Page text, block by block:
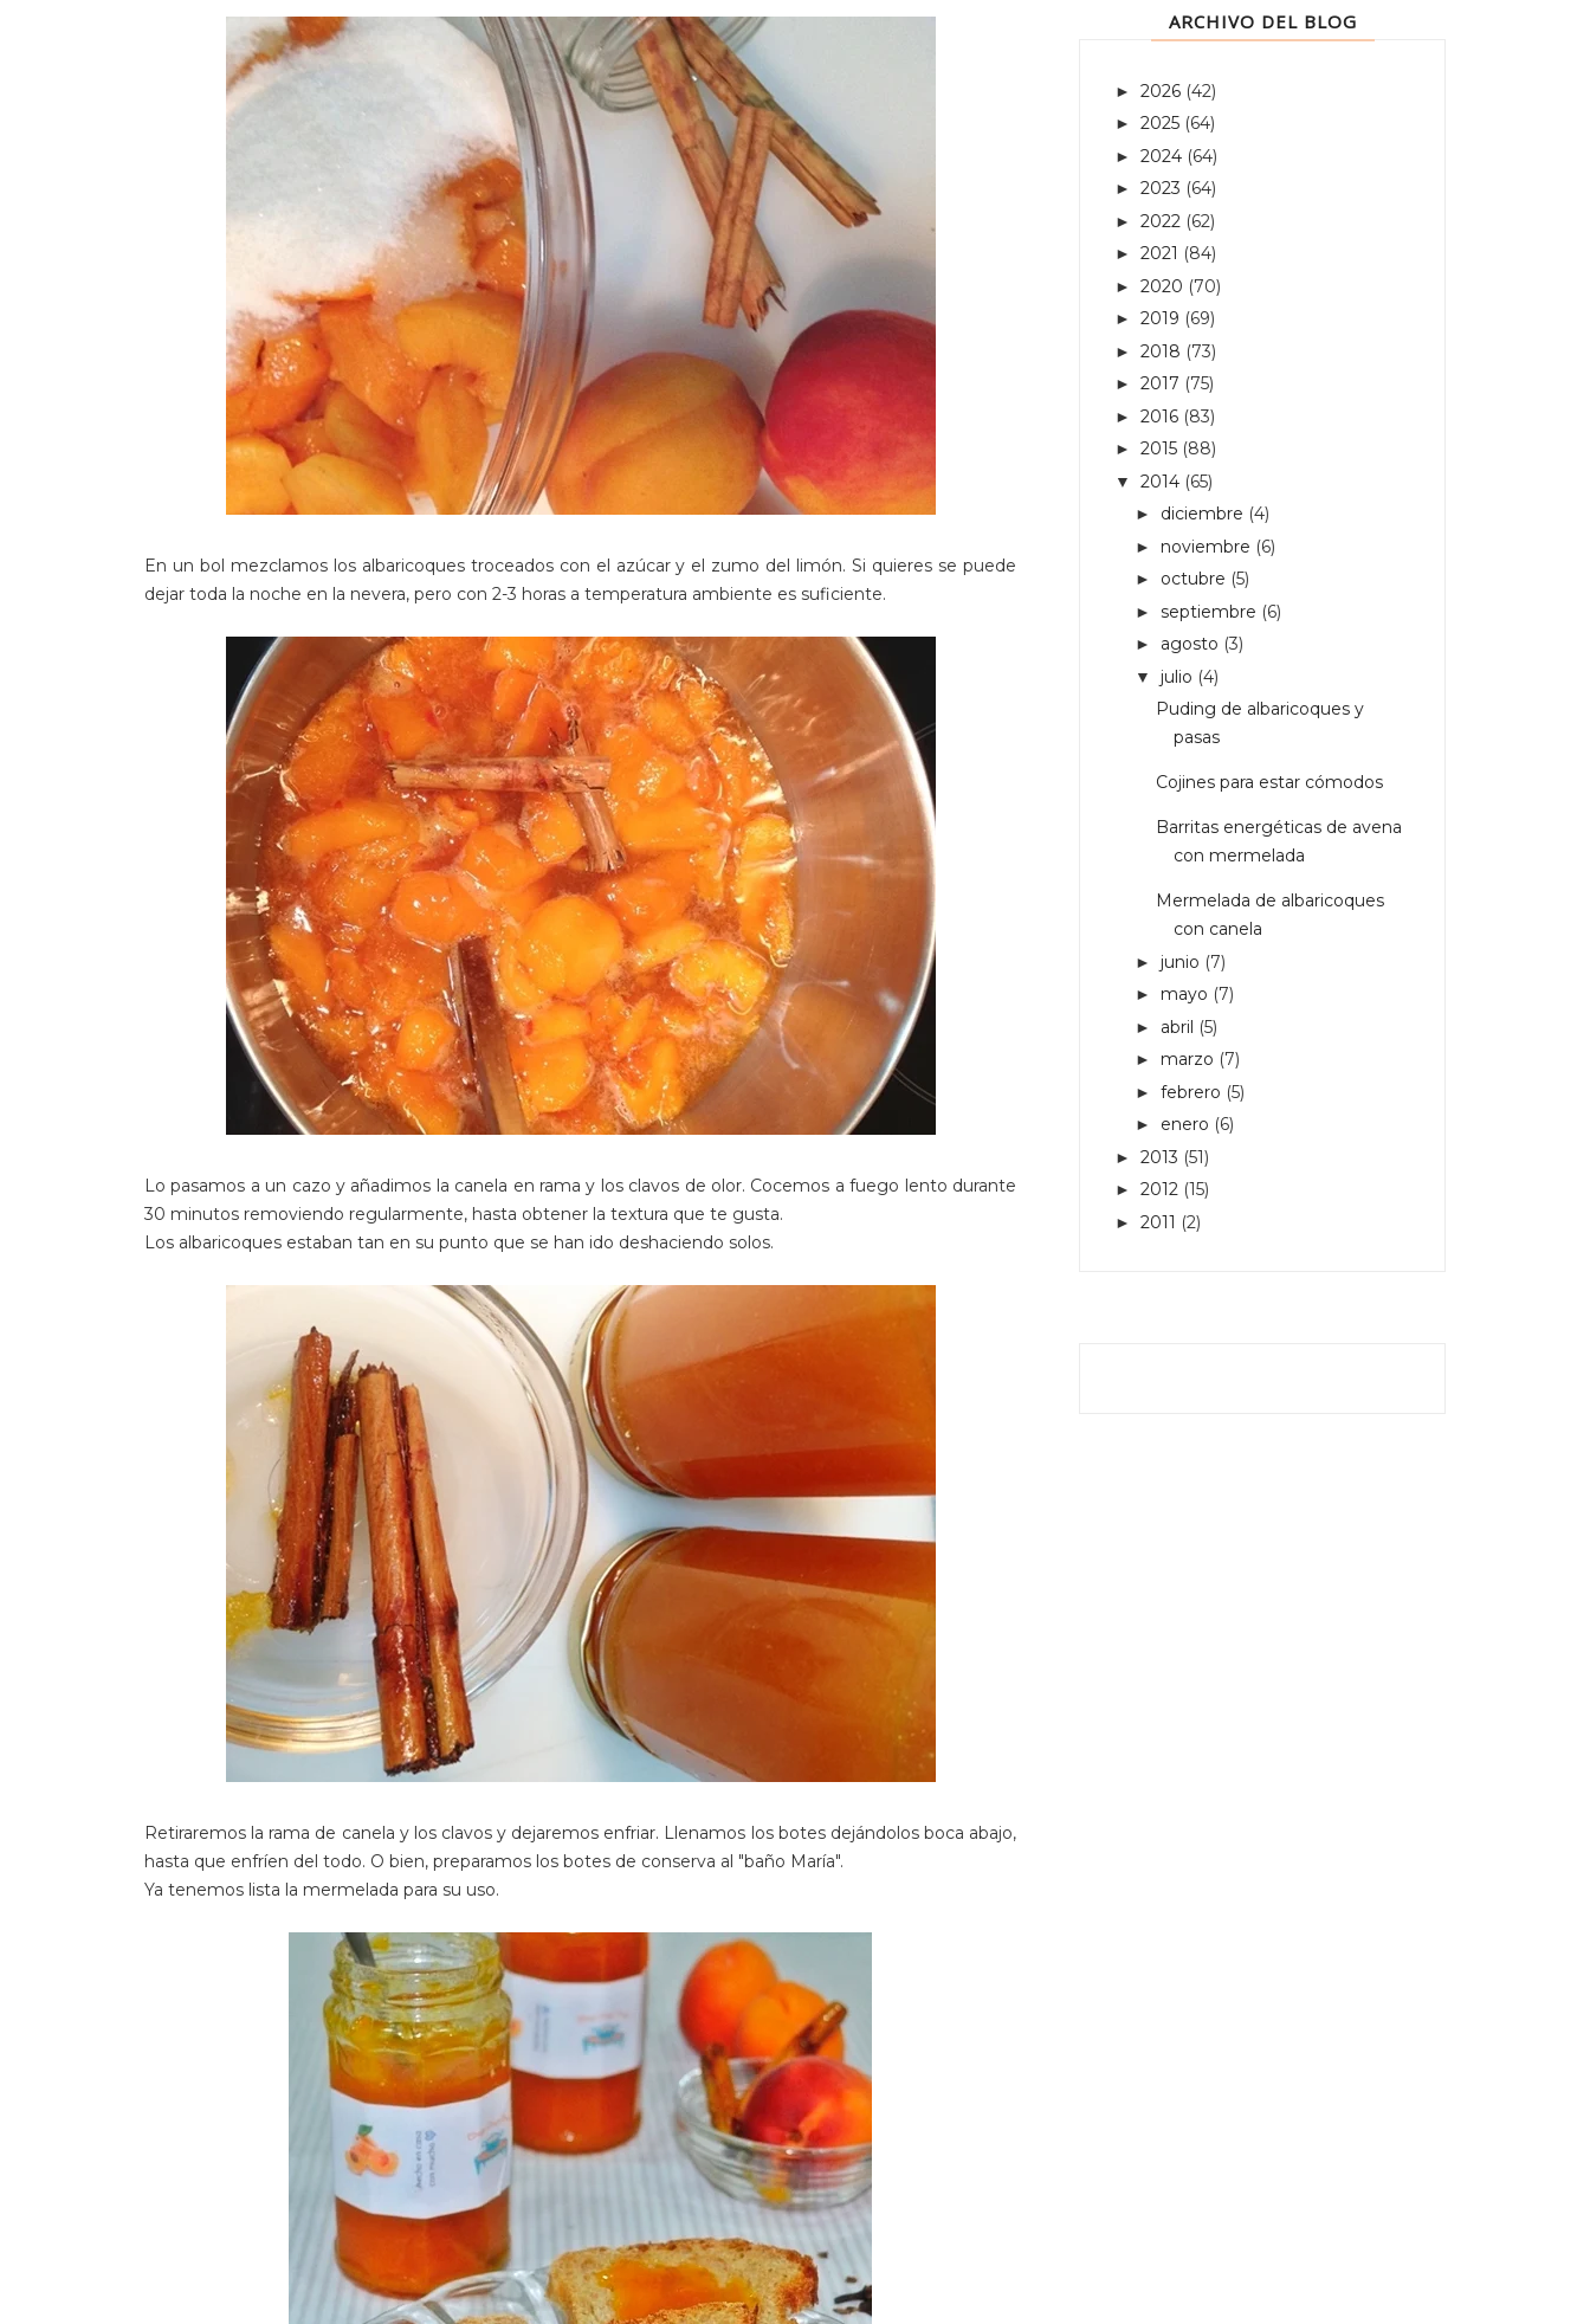
En un bol mezclamos los albaricoques troceados con el azúcar y el zumo del limón. Si quieres se puede
dejar toda la noche en la nevera, pero con 2-3 horas a temperatura ambiente es suficiente.
Lo pasamos a un cazo y añadimos la canela en rama y los clavos de olor. Cocemos a fuego lento durante
30 minutos removiendo regularmente, hasta obtener la textura que te gusta.
Los albaricoques estaban tan en su punto que se han ido deshaciendo solos.
Retiraremos la rama de canela y los clavos y dejaremos enfriar. Llenamos los botes dejándolos boca abajo,
hasta que enfríen del todo. O bien, preparamos los botes de conserva al "baño María".
Ya tenemos lista la mermelada para su uso.
ARCHIVO DEL BLOG
► 2026 (42)
► 2025 (64)
► 2024 (64)
► 2023 (64)
► 2022 (62)
► 2021 (84)
► 2020 (70)
► 2019 (69)
► 2018 (73)
► 2017 (75)
► 2016 (83)
► 2015 (88)
▼ 2014 (65)
► diciembre (4)
► noviembre (6)
► octubre (5)
► septiembre (6)
► agosto (3)
▼ julio (4)
Puding de albaricoques y
pasas
Cojines para estar cómodos
Barritas energéticas de avena
con mermelada
Mermelada de albaricoques
con canela
► junio (7)
► mayo (7)
► abril (5)
► marzo (7)
► febrero (5)
► enero (6)
► 2013 (51)
► 2012 (15)
► 2011 (2)